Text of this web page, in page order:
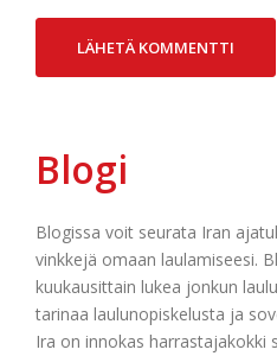
Blogi
Blogissa voit seurata Iran
vinkkejä omaan laulamiseesi.
kuukausittain lukea jonkun
tarinaa laulunopiskelusta ja
Ira on innokas harrastajakokki